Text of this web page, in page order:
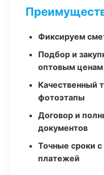
Фиксируем
Подбор и
оптовым ценам
Качественный
фотоэтапы
Договор и
документов
Точные сроки
платежей